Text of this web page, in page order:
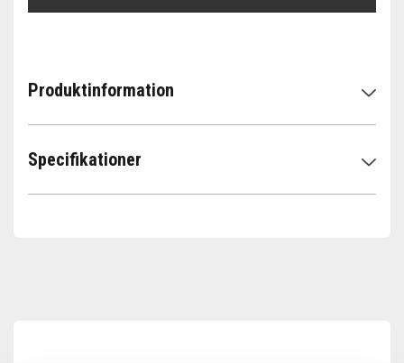
Produktinformation
Specifikationer